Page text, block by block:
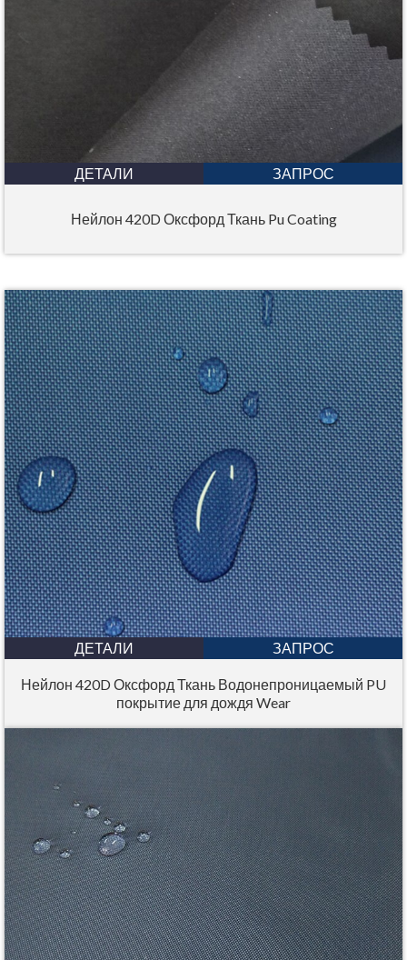
ДЕТАЛИ ЗАПРОС
Нейлон 420D Оксфорд Ткань Pu Coating
ДЕТАЛИ ЗАПРОС
Нейлон 420D Оксфорд Ткань Водонепроницаемый PU
покрытие для дождя Wear